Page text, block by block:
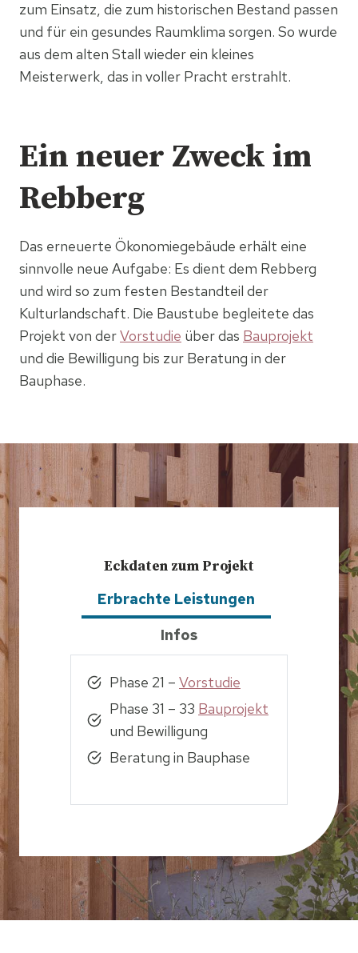
zum Einsatz, die zum historischen Bestand passen
und für ein gesundes Raumklima sorgen. So wurde
aus dem alten Stall wieder ein kleines
Meisterwerk, das in voller Pracht erstrahlt.
Ein neuer Zweck im
Rebberg
Das erneuerte Ökonomiegebäude erhält eine
sinnvolle neue Aufgabe: Es dient dem Rebberg
und wird so zum festen Bestandteil der
Kulturlandschaft. Die Baustube begleitete das
Projekt von derVorstudie über das Bauprojekt
und die Bewilligung bis zur Beratung in der
Bauphase.
Eckdaten zum Projekt
Erbrachte Leistungen
Infos
Phase 21 – Vorstudie
Phase 31 – 33 Bauprojekt
und Bewilligung
Beratung in Bauphase